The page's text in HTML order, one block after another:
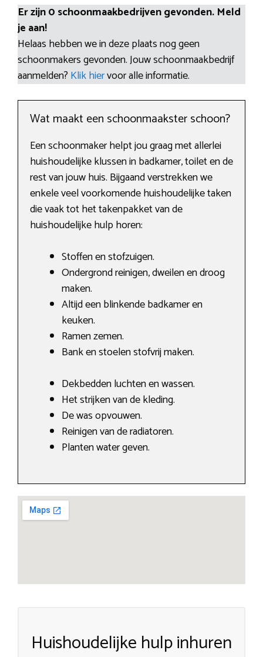
Er zijn 0 schoonmaakbedrijven gevonden. Meld
je aan!
Helaas hebben we in deze plaats nog geen
schoonmakers gevonden. Jouw schoonmaakbedrijf
aanmelden? Klik hiervoor alle informatie.
Wat maakt een schoonmaakster schoon?
Een schoonmaker helpt jou graag met allerlei
huishoudelijke klussen in badkamer, toilet en de
rest van jouw huis. Bijgaand verstrekken we
enkele veel voorkomende huishoudelijke taken
die vaak tot het takenpakket van de
huishoudelijke hulp horen:
Stoffen en stofzuigen.
Ondergrond reinigen, dweilen en droog
maken.
Altijd een blinkende badkamer en
keuken.
Ramen zemen.
Bank en stoelen stofvrij maken.
Dekbedden luchten en wassen.
Het strijken van de kleding.
De was opvouwen.
Reinigen van de radiatoren.
Planten water geven.
Huishoudelijke hulp inhuren